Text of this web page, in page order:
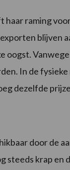
raming
blijven
oogst.
In de
dezelfde
door de
steeds krap en